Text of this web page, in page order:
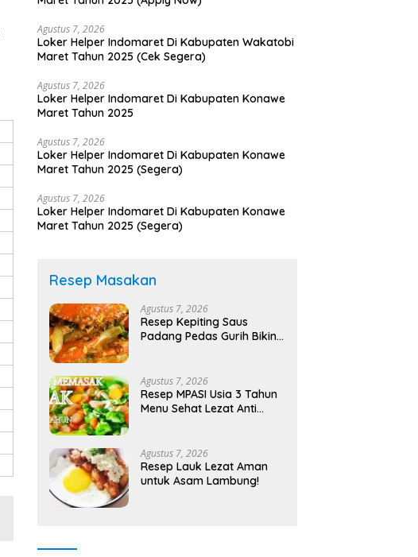
Agustus 7, 2026
Loker Helper Indomaret Di Kabupaten Wakatobi
Maret Tahun 2025 (Cek Segera)
Agustus 7, 2026
Loker Helper Indomaret Di Kabupaten Konawe
Maret Tahun 2025
Agustus 7, 2026
Loker Helper Indomaret Di Kabupaten Konawe
Maret Tahun 2025 (Segera)
Agustus 7, 2026
Loker Helper Indomaret Di Kabupaten Konawe
Maret Tahun 2025 (Segera)
Resep Masakan
Agustus 7, 2026
Resep Kepiting Saus
Padang Pedas Gurih Bikin
Agustus 7, 2026
Resep MPASI Usia 3 Tahun
Menu Sehat Lezat Anti
Agustus 7, 2026
Resep Lauk Lezat Aman
untuk Asam Lambung!